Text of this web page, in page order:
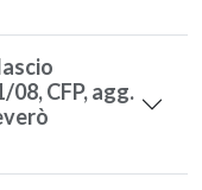
CFP, agg.